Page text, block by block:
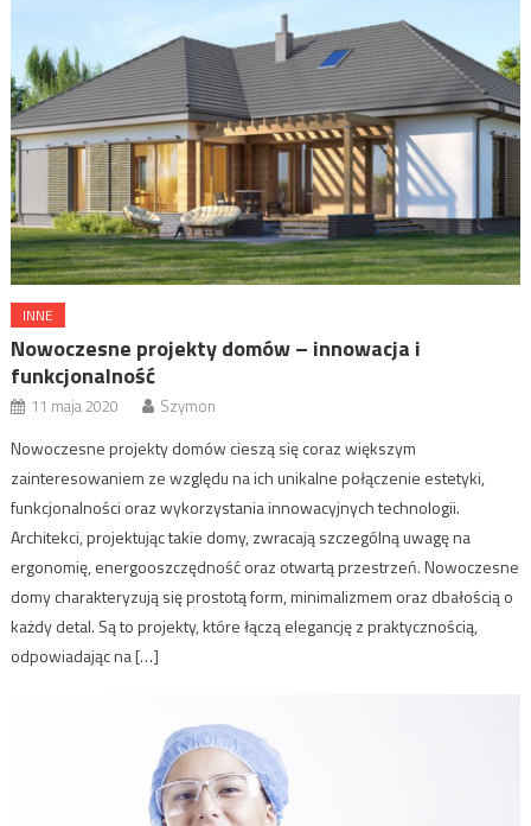
INNE
Nowoczesne projekty domów – innowacja i
funkcjonalność
11 maja 2020 Szymon
Nowoczesne projekty domów cieszą się coraz większym
zainteresowaniem ze względu na ich unikalne połączenie estetyki,
funkcjonalności oraz wykorzystania innowacyjnych technologii.
Architekci, projektując takie domy, zwracają szczególną uwagę na
ergonomię, energooszczędność oraz otwartą przestrzeń. Nowoczesne
domy charakteryzują się prostotą form, minimalizmem oraz dbałością o
każdy detal. Są to projekty, które łączą elegancję z praktycznością,
odpowiadając na […]